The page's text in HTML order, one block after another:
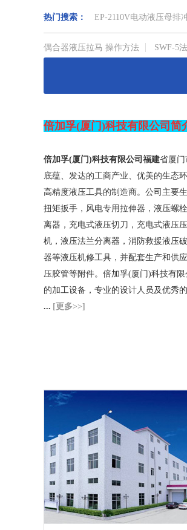
热门搜索： EP-2110V电动液压母排
偶合器液压拉马 操作方法 SWF-5
倍加孚(厦门)科技有限公司 简
倍加孚(厦门)科技有限公司福建省厦
底蕴、发达的工商产业、优美的生态环
高精度液压工具的制造商。公司主要
扭矩扳手，风电专用拉伸器，液压螺
离器，充电式液压切刀，充电式液压
机，液压法兰分离器，消防救援液压
器等液压机修工具，并配套生产和供
压胶管等附件。 倍加孚(厦门)科技有限
的加工设备，专业的设计人员及优秀的
... [更多>>]